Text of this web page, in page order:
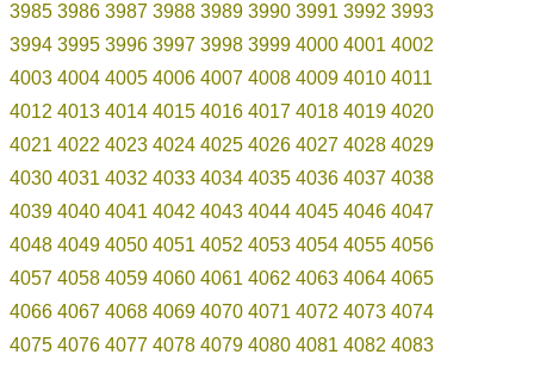
3985 3986 3987 3988 3989 3990 3991 3992 3993
3994 3995 3996 3997 3998 3999 4000 4001 4002
4003 4004 4005 4006 4007 4008 4009 4010 4011
4012 4013 4014 4015 4016 4017 4018 4019 4020
4021 4022 4023 4024 4025 4026 4027 4028 4029
4030 4031 4032 4033 4034 4035 4036 4037 4038
4039 4040 4041 4042 4043 4044 4045 4046 4047
4048 4049 4050 4051 4052 4053 4054 4055 4056
4057 4058 4059 4060 4061 4062 4063 4064 4065
4066 4067 4068 4069 4070 4071 4072 4073 4074
4075 4076 4077 4078 4079 4080 4081 4082 4083